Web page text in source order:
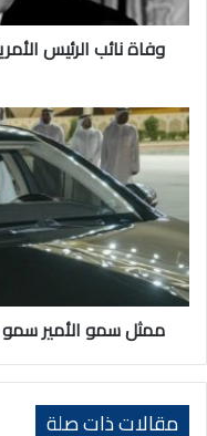
عمر
ممثل
سمو
الأمير
سمو
رئيس
مجلس
الوزراء
يعود
إلى
البلادممثل سمو الأمير سمو
مقالات ذات صلة